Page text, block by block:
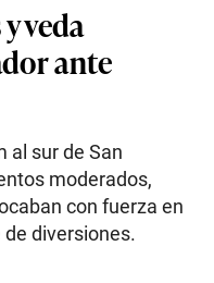
veda
ante
al sur de San
moderados,
con fuerza en
diversiones.